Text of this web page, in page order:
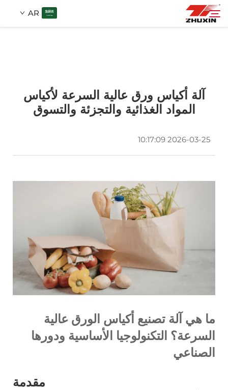
AR
التطبيقات
الأخبار
الأسئلة الشائعة
آلة أكياس ورق عالية السرعة لأكياس
المواد الغذائية والتجزئة والتسوق
2026-03-25 10:17:09
ما هي آلة تصنيع أكياس الورق عالية
السرعة؟ التكنولوجيا الأساسية ودورها
الصناعي
مقدمة